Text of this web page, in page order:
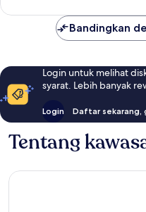
Bandingkan
Login untuk melihat
syarat. Lebih banyak
Login Daftar sekarang,
Tentang